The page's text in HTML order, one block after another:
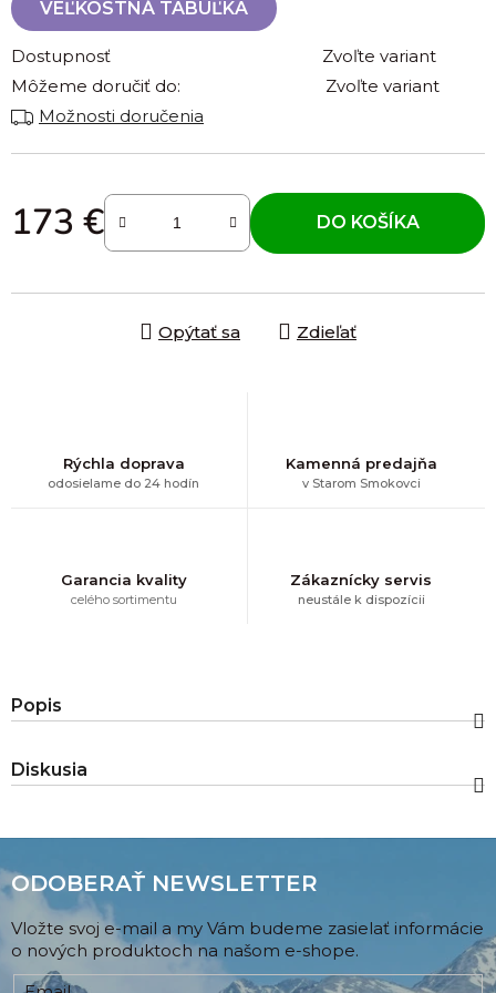
VEĽKOSTNÁ TABUĽKA
Dostupnosť
Zvoľte variant
Môžeme doručiť do:
Zvoľte variant
Možnosti doručenia
173 €
Jednotková cena:
DO KOŠÍKA
Opýtať sa Zdieľať
Rýchla doprava
odosielame do 24 hodín
Kamenná predajňa
v Starom Smokovci
Garancia kvality
celého sortimentu
Zákaznícky servis
neustále k dispozícii
Popis
Diskusia
ODOBERAŤ NEWSLETTER
Vložte svoj e-mail a my Vám budeme zasielať informácie
o nových produktoch na našom e-shope.